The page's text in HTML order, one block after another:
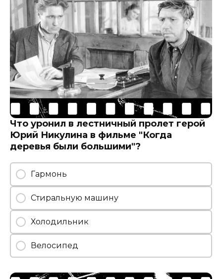
Что уронил в лестничный пролет герой
Юрий Никулина в фильме "Когда
деревья были большими"?
Гармонь
Стиральную машину
Холодильник
Велосипед